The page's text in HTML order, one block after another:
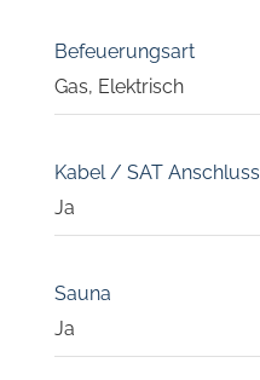
Befeuerungsart
Gas, Elektrisch
Kabel / SAT Anschluss
Ja
Sauna
Ja